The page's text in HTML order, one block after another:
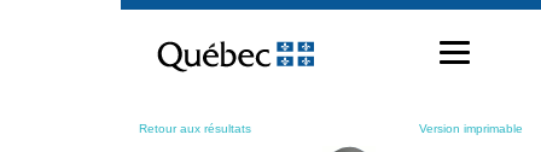
contenu
Retour aux résultats Version imprimable